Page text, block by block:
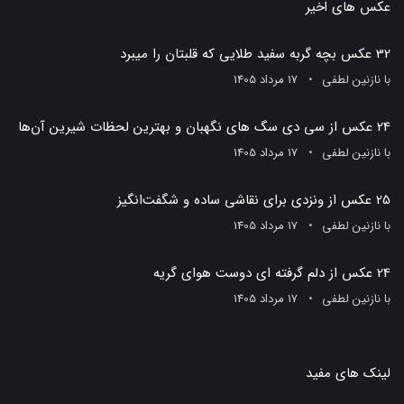
عکس های اخیر
32 عکس بچه گربه سفید طلایی که قلبتان را میبرد
بانازنین لطفی 17 مرداد 1405
24 عکس از سی دی سگ های نگهبان و بهترین لحظات شیرین آن‌ها
بانازنین لطفی 17 مرداد 1405
25 عکس از ونزدی برای نقاشی ساده و شگفت‌انگیز
بانازنین لطفی 17 مرداد 1405
24 عکس از دلم گرفته ای دوست هوای گریه
بانازنین لطفی 17 مرداد 1405
لینک های مفید